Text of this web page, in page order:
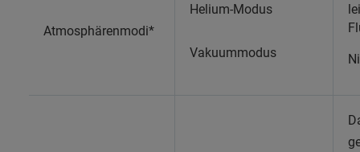
Atmosphärenmodi*
Helium-Modus
Vakuummodus